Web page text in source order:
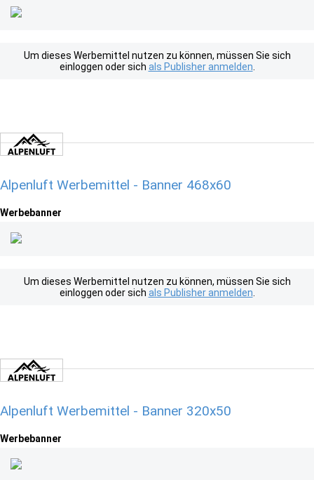
Um dieses Werbemittel nutzen zu können, müssen Sie sich
einloggen oder sich als Publisher anmelden
Alpenluft Werbemittel - Banner 468x60
Werbebanner
Um dieses Werbemittel nutzen zu können, müssen Sie sich
einloggen oder sich als Publisher anmelden
Alpenluft Werbemittel - Banner 320x50
Werbebanner